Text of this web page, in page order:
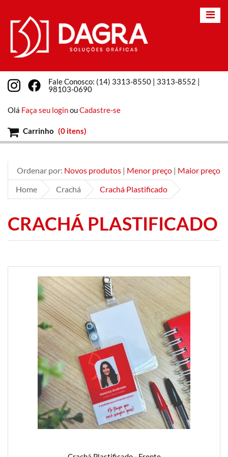
Fale Conosco: (14) 3313-8550 | 3313-8552 |
98103-0690
Olá Faça seu loginouCadastre-se
Carrinho (0 itens)
Ordenar por: Novos produtos | Menor preço | Maior preço
Home
Crachá Crachá Plastificado
CRACHÁ PLASTIFICADO